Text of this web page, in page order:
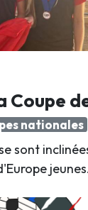
Coupe
nationales
sont